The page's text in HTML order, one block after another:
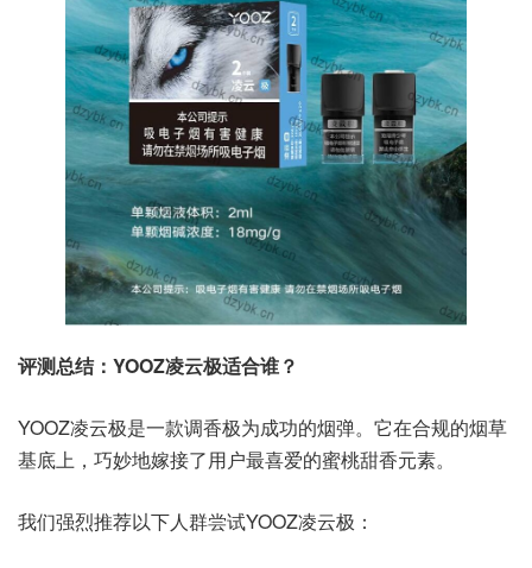
评测总结：YOOZ凌云极适合谁？
YOOZ凌云极是一款调香极为成功的烟弹。它在合规的烟草
基底上，巧妙地嫁接了用户最喜爱的蜜桃甜香元素。
我们强烈推荐以下人群尝试YOOZ凌云极：